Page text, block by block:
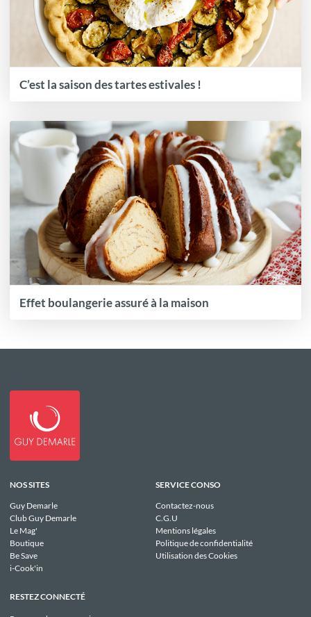
C’est la saison des tartes estivales !
Effet boulangerie assuré à la maison
NOS SITES
Guy Demarle
Club Guy Demarle
Le Mag'
Boutique
Be Save
i-Cook'in
SERVICE CONSO
Contactez-nous
C.G.U
Mentions légales
Politique de confidentialité
Utilisation des Cookies
RESTEZ CONNECTÉ